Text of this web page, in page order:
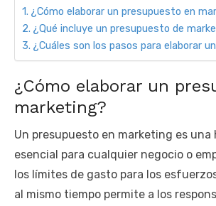
¿Cómo elaborar un presupuesto en
¿Qué incluye un presupuesto de
¿Cuáles son los pasos para elaborar
¿Cómo elaborar un
marketing?
Un presupuesto en marketing es una
esencial para cualquier negocio o
los límites de gasto para los
al mismo tiempo permite a los